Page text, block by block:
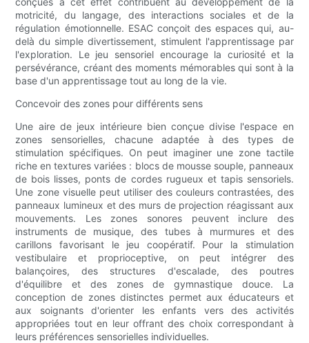
motricité, du langage, des interactions sociales et de la
régulation émotionnelle. ESAC conçoit des espaces qui, au-
delà du simple divertissement, stimulent l'apprentissage par
l'exploration. Le jeu sensoriel encourage la curiosité et la
persévérance, créant des moments mémorables qui sont à la
base d'un apprentissage tout au long de la vie.
Concevoir des zones pour différents sens
Une aire de jeux intérieure bien conçue divise l'espace en
zones sensorielles, chacune adaptée à des types de
stimulation spécifiques. On peut imaginer une zone tactile
riche en textures variées : blocs de mousse souple, panneaux
de bois lisses, ponts de cordes rugueux et tapis sensoriels.
Une zone visuelle peut utiliser des couleurs contrastées, des
panneaux lumineux et des murs de projection réagissant aux
mouvements. Les zones sonores peuvent inclure des
instruments de musique, des tubes à murmures et des
carillons favorisant le jeu coopératif. Pour la stimulation
vestibulaire et proprioceptive, on peut intégrer des
balançoires, des structures d'escalade, des poutres
d'équilibre et des zones de gymnastique douce. La
conception de zones distinctes permet aux éducateurs et
aux soignants d'orienter les enfants vers des activités
appropriées tout en leur offrant des choix correspondant à
leurs préférences sensorielles individuelles.